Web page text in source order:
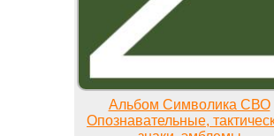
Альбом Символика СВО
Опознавательные,